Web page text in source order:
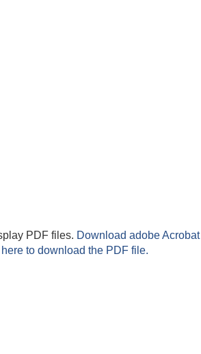
PDF files. Download adobe Acrobat
to download the PDF file.